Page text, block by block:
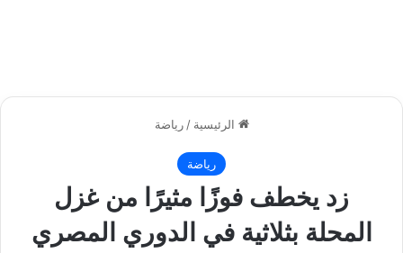
الرئيسية / رياضة
رياضة
زد يخطف فوزًا مثيرًا من غزل
المحلة بثلاثية في الدوري المصري